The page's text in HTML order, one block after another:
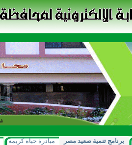
برنامج تنمية صعيد مصر مبادرة حياه كريمه